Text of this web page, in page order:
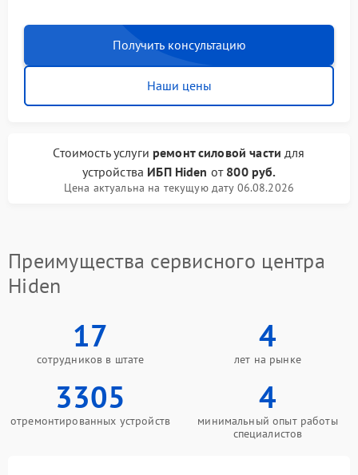
Получить консультацию
Наши цены
Стоимость услуги ремонт силовой части для
устройства ИБП Hiden от 800 руб.
Цена актуальна на текущую дату 06.08.2026
Преимущества сервисного центра
Hiden
17
сотрудников в штате
4
лет на рынке
3305
отремонтированных устройств
4
минимальный опыт работы
специалистов